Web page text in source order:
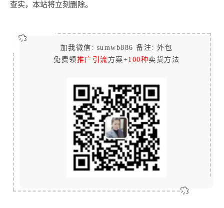
查实，本站将立刻删除。
加我微信: sumwb886 备注: 外包
免费领 推广引流 方案+100种卖货方法